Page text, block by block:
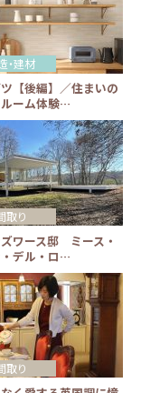
【後編】／住まいの
ーム体験…
・建材
ワース邸 ミース・
デル・ロ…
取り
取り